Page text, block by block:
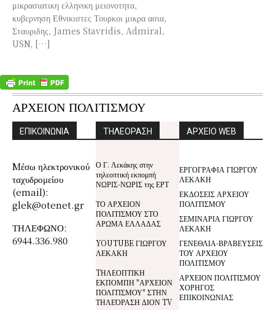
μικρασιατικη ελληνικη μειονοτητα,
κυβερνηση Εθνικιστες Τουρκοι μικρα ασια,
Σταυριδης, James Stavridis, Admiral,
USN, […]
ΑΡΧΕΙΟΝ ΠΟΛΙΤΙΣΜΟΥ
ΕΠΙΚΟΙΝΩΝΙΑ
Mέσω ηλεκτρονικού
ταχυδρομείου
(email):
glek@otenet.gr
ΤΗΛΕΦΩΝΟ:
6944.336.980
ΤΗΛΕΟΡΑΣΗ
Ο Γ. Λεκάκης στην
τηλεοπτική εκπομπή
ΝΩΡΙΣ-ΝΩΡΙΣ της ΕΡΤ
ΤΟ ΑΡΧΕΙΟΝ
ΠΟΛΙΤΙΣΜΟΥ ΣΤΟ
ΑΡΩΜΑ ΕΛΛΑΔΑΣ
YOUTUBE ΓΙΩΡΓΟΥ
ΛΕΚΑΚΗ
TΗΛΕΟΠΤΙΚΗ
ΕΚΠΟΜΠΗ "ΑΡΧΕΙΟΝ
ΠΟΛΙΤΙΣΜΟΥ" ΣΤΗΝ
ΤΗΛΕΌΡΑΣΗ ΔΙΟΝ TV
ΑΡΧΕΙΟ WEB
ΕΡΓΟΓΡΑΦΙΑ ΓΙΩΡΓΟΥ
ΛΕΚΑΚΗ
ΕΚΔΟΣΕΙΣ ΑΡΧΕΙΟΥ
ΠΟΛΙΤΙΣΜΟΥ
ΣΕΜΙΝΑΡΙΑ ΓΙΩΡΓΟΥ
ΛΕΚΑΚΗ
ΓΕΝΕΘΛΙΑ-ΒΡΑΒΕΥΣΕΙΣ
ΤΟΥ ΑΡΧΕΙΟΥ
ΠΟΛΙΤΙΣΜΟΥ
ΑΡΧΕΙΟΝ ΠΟΛΙΤΙΣΜΟΥ
ΧΟΡΗΓΟΣ
ΕΠΙΚΟΙΝΩΝΙΑΣ